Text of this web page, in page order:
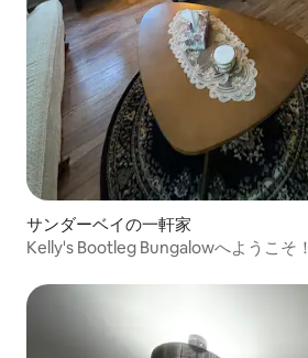
サンダーベイの一軒家
Kelly's Bootleg Bungalowへようこそ！